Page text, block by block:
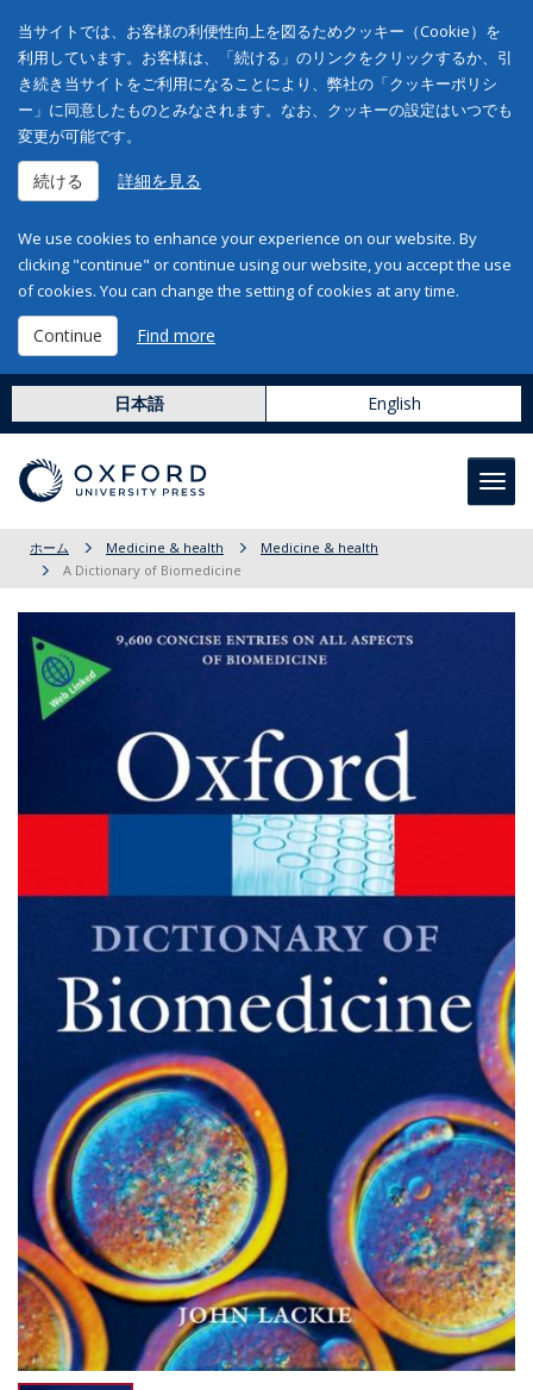
当サイトでは、お客様の利便性向上を図るためクッキー（Cookie）を
利用しています。お客様は、「続ける」のリンクをクリックするか、引
き続き当サイトをご利用になることにより、弊社の「クッキーポリシ
ー」に同意したものとみなされます。なお、クッキーの設定はいつでも
変更が可能です。
続ける 詳細を見る
We use cookies to enhance your experience on our website. By
clicking "continue" or continue using our website, you accept the use
of cookies. You can change the setting of cookies at any time.
Continue Find more
日本語 English
ホーム Medicine & health
Medicine & health
A Dictionary of Biomedicine